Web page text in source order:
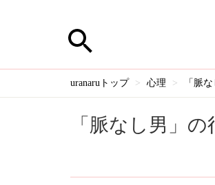
uranaruトップ 心理 「脈
「脈なし男」